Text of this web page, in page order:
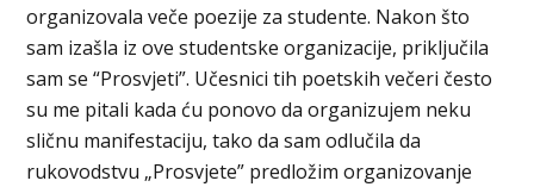
organizovala veče poezije za studente. Nakon što
sam izašla iz ove studentske organizacije, priključila
sam se “Prosvjeti”. Učesnici tih poetskih večeri često
su me pitali kada ću ponovo da organizujem neku
sličnu manifestaciju, tako da sam odlučila da
rukovodstvu „Prosvjete” predložim organizovanje